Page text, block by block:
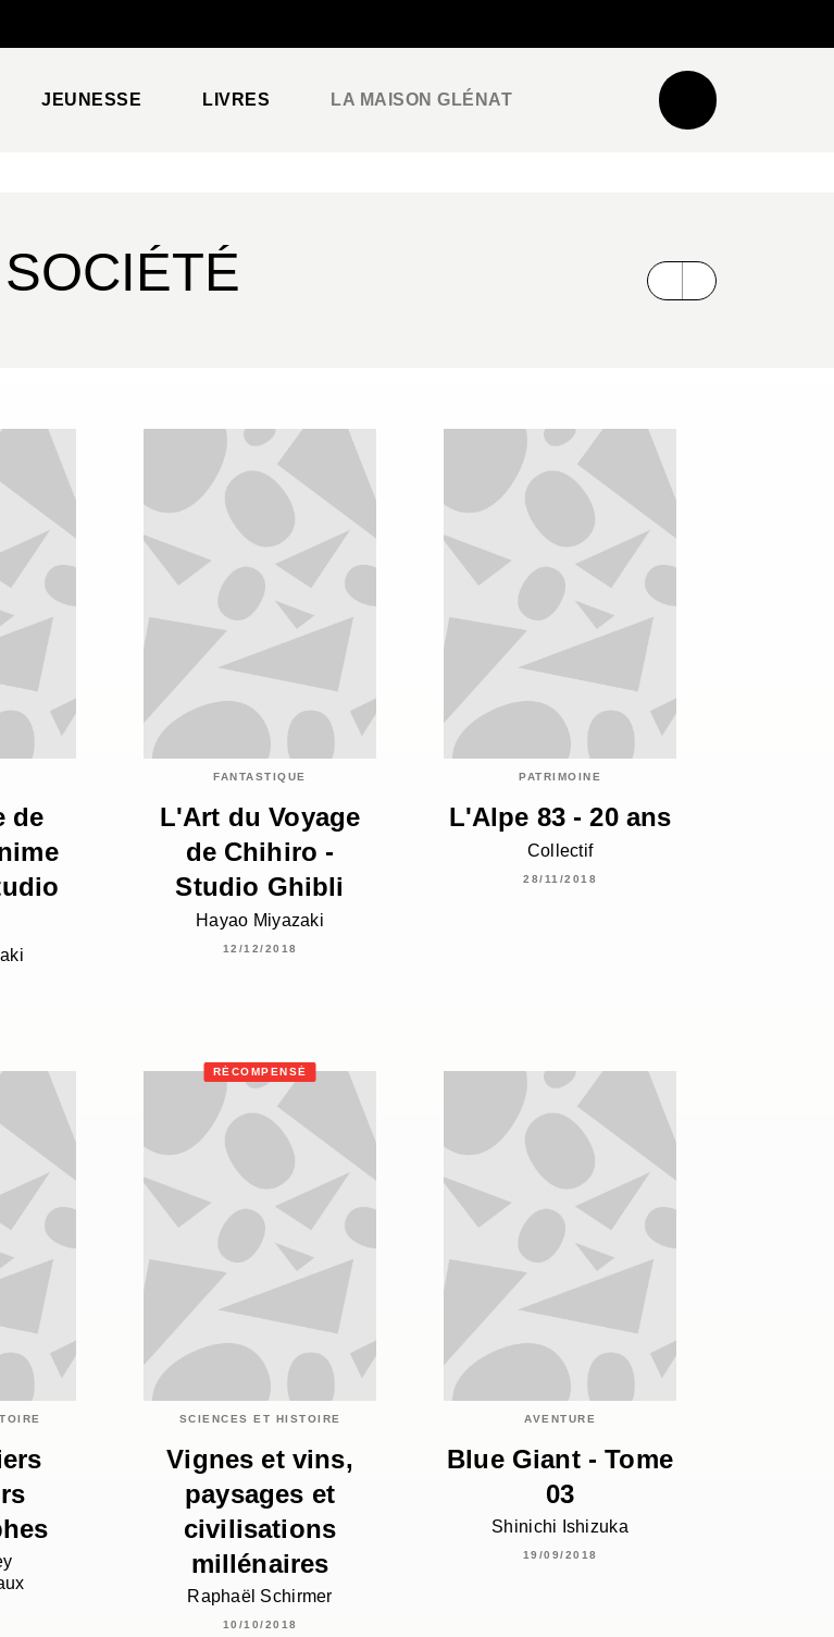
JEUNESSE LIVRES LA MAISON GLÉNAT
de
FANTASTIQUE
L'Art du Voyage
de Chihiro -
Studio Ghibli
Hayao Miyazaki
12/12/2018
PATRIMOINE
L'Alpe 83 - 20 ans
Collectif
28/11/2018
RÉCOMPENSÉ
SCIENCES ET HISTOIRE
Vignes et vins,
paysages et
civilisations
millénaires
Raphaël Schirmer
10/10/2018
AVENTURE
Blue Giant - Tome
03
Shinichi Ishizuka
19/09/2018